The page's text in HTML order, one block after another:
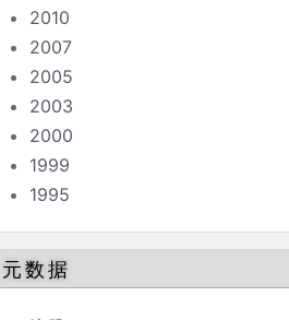
2010
2007
2005
2003
2000
1999
1995
元数据